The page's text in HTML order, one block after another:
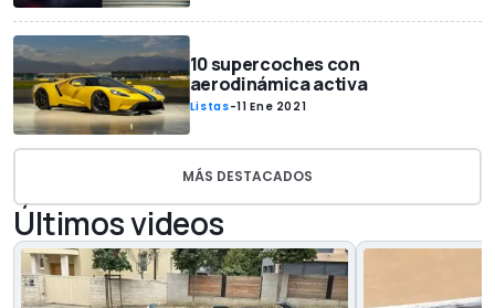
10 supercoches con
aerodinámica activa
Listas-11 Ene 2021
MÁS DESTACADOS
Últimos videos